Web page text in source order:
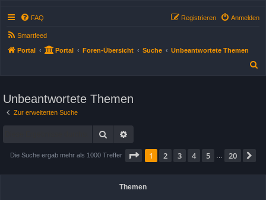
FAQ Anmelden
Registrieren
Smartfeed
Portal Portal Foren-Übersicht Suche
Unbeantwortete Themen
Unbeantwortete Themen
Zur erweiterten Suche
Suche
Die Suche ergab mehr als 1000 Treffer Seite 1von
1 2 3 4 5 20
Themen